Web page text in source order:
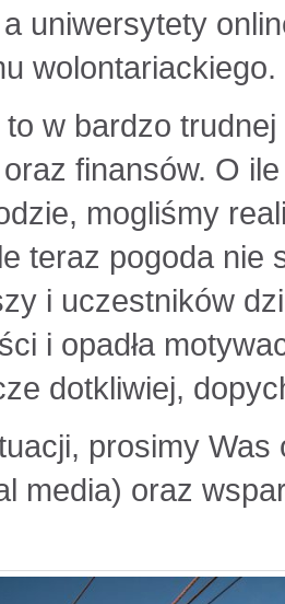
a uniwersytety
wolontariackiego.
w bardzo
finansów. O
mogliśmy
teraz pogoda nie
i uczestników
i opadła
dotkliwiej,
prosimy
media) oraz